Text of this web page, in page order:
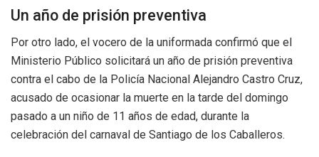
Un año de prisión preventiva
Por otro lado, el vocero de la uniformada confirmó que el
Ministerio Público solicitará un año de prisión preventiva
contra el cabo de la Policía Nacional Alejandro Castro Cruz,
acusado de ocasionar la muerte en la tarde del domingo
pasado a un niño de 11 años de edad, durante la
celebración del carnaval de Santiago de los Caballeros.